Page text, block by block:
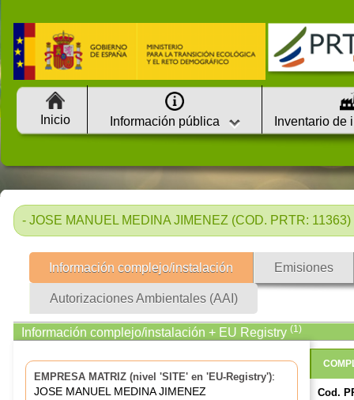
Inicio Información pública Inventario de
- JOSE MANUEL MEDINA JIMENEZ (COD. PRTR: 11363)
Información complejo/instalación Emisiones
Autorizaciones Ambientales (AAI)
Información complejo/instalación + EU Registry (1)
EMPRESA MATRIZ (nivel 'SITE' en 'EU-Registry'):
JOSE MANUEL MEDINA JIMENEZ
Cod.